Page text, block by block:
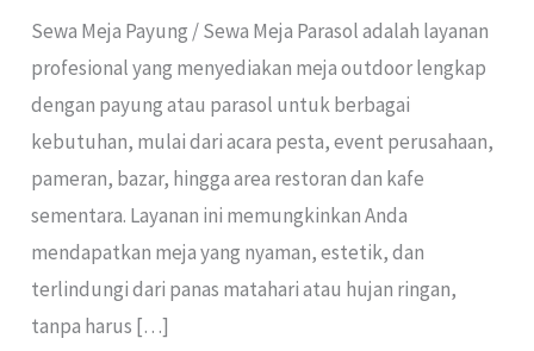
Sewa Meja Payung / Sewa Meja Parasol adalah layanan
profesional yang menyediakan meja outdoor lengkap
dengan payung atau parasol untuk berbagai
kebutuhan, mulai dari acara pesta, event perusahaan,
pameran, bazar, hingga area restoran dan kafe
sementara. Layanan ini memungkinkan Anda
mendapatkan meja yang nyaman, estetik, dan
terlindungi dari panas matahari atau hujan ringan,
tanpa harus […]